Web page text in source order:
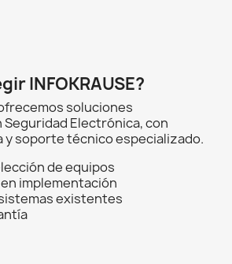
INFOKRAUSE?
ofrecemos soluciones
Electrónica, con
y soporte técnico especializado.
de equipos
implementación
existentes